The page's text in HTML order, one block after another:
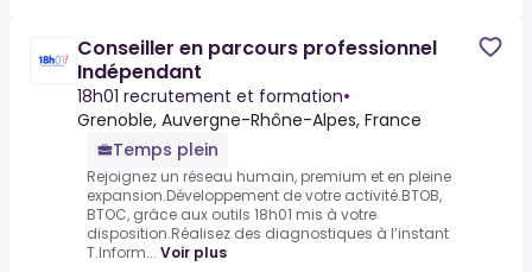
Conseiller en parcours professionnel
Indépendant
18h01 recrutement et formation•
Grenoble, Auvergne-Rhône-Alpes, France
Temps plein
Rejoignez un réseau humain, premium et en pleine
expansion.Développement de votre activité.BTOB,
BTOC, grâce aux outils 18h01 mis à votre
disposition.Réalisez des diagnostiques à l’instant
T.Inform... Voir plus